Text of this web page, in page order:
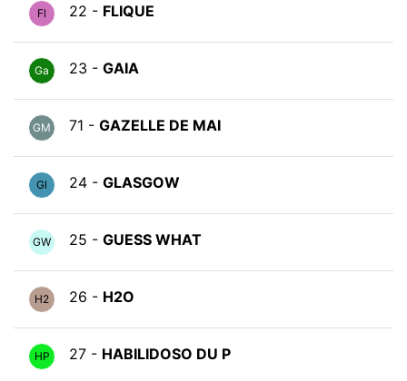
Fl 22 - FLIQUE
Ga 23 - GAIA
GM 71 - GAZELLE DE MAI
Gl 24 - GLASGOW
GW 25 - GUESS WHAT
H2 26 - H2O
HP 27 - HABILIDOSO DU P